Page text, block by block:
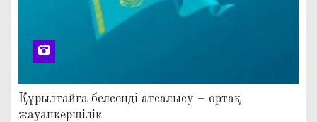
Құрылтайға белсенді атсалысу – ортақ
жауапкершілік